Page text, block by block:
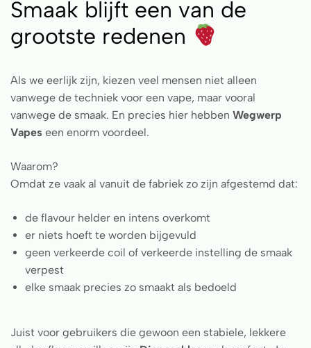
Smaak blijft een van de
grootste redenen
Als we eerlijk zijn, kiezen veel mensen niet alleen
vanwege de techniek voor een vape, maar vooral
vanwege de smaak. En precies hier hebben Wegwerp
Vapes een enorm voordeel.
Waarom?
Omdat ze vaak al vanuit de fabriek zo zijn afgestemd dat:
de flavour helder en intens overkomt
er niets hoeft te worden bijgevuld
geen verkeerde coil of verkeerde instelling de smaak
verpest
elke smaak precies zo smaakt als bedoeld
Juist voor gebruikers die gewoon een stabiele, lekkere